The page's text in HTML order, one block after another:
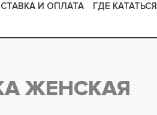
И ОПЛАТА ГДЕ КАТАТЬСЯ
ЖЕНСКАЯ